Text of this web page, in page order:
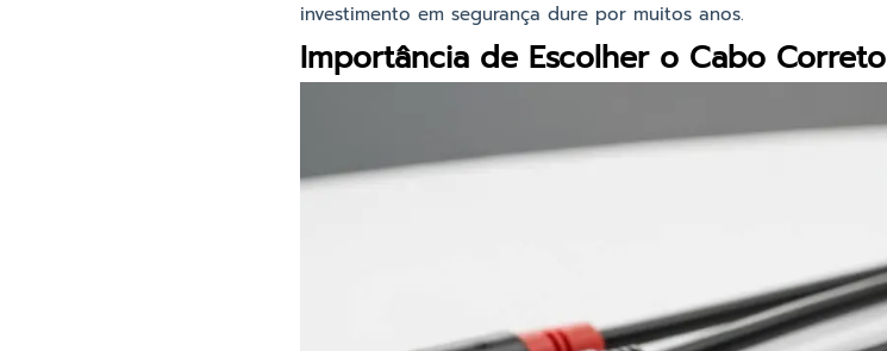
investimento em segurança dure por muitos anos.
Importância de Escolher o Cabo Correto